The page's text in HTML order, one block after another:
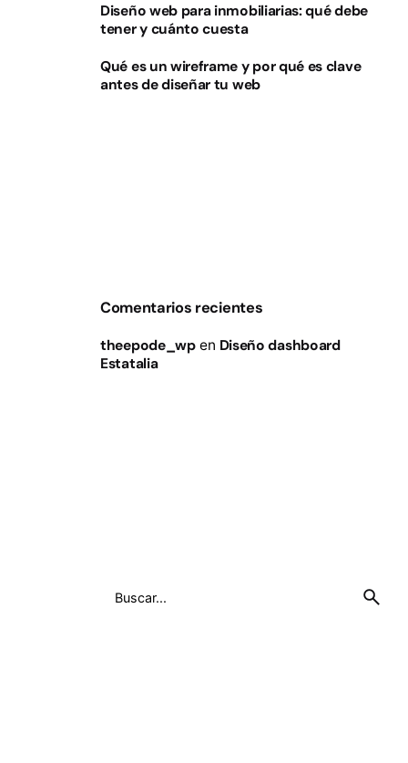
Diseño web para inmobiliarias: qué debe
tener y cuánto cuesta
Qué es un wireframe y por qué es clave
antes de diseñar tu web
Comentarios recientes
theepode_wpen Diseño dashboard
Estatalia